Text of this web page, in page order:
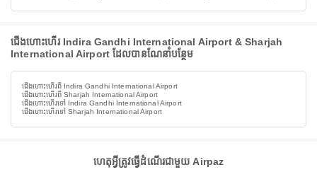
ជើងហោះហើរ Indira Gandhi International Airport & Sharjah
International Airport ដែលបានណែនាំបន្ថែម
ជើងហោះហើរពី Indira Gandhi International Airport
ជើងហោះហើរពី Sharjah International Airport
ជើងហោះហើរទៅ Indira Gandhi International Airport
ជើងហោះហើរទៅ Sharjah International Airport
ហេតុអ្វីត្រូវធ្វើដំណើរជាមួយ Airpaz